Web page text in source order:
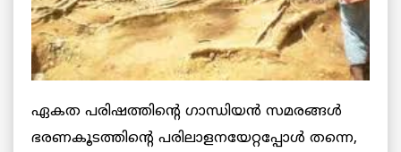
ഏകത പരിഷത്തിന്റെ ഗാന്ധിയന്‍ സമരങ്ങള്‍
ഭരണകൂടത്തിന്റെ പരിലാളനയേറ്റപ്പോള്‍ തന്നെ,